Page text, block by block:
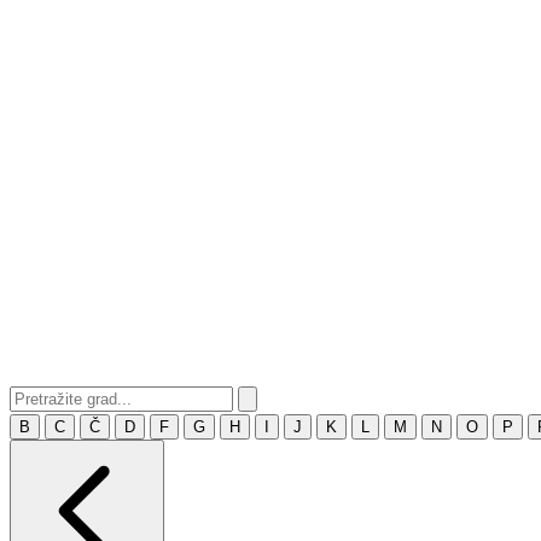
B C Č D F G H J K M N O P